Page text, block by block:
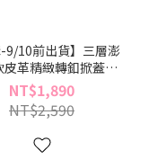
-9/10前出貨】三層澎
皮革精緻轉釦掀蓋斜
薰酪-澳式丹波麵包
列(BX96393-24)
NT$1,890
NT$2,590